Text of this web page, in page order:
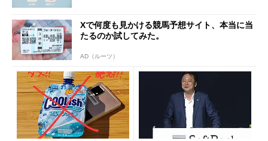
Xで何度も見かける競馬予想サイト、本当に当
たるのか試してみた。
AD（ルーツ）